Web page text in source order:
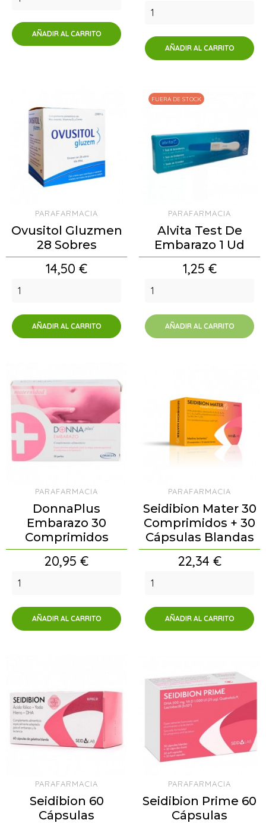
AÑADIR AL CARRITO
AÑADIR AL CARRITO
PARAFARMACIA
Ovusitol Gluzmen
28 Sobres
Precio
14,50 €
AÑADIR AL CARRITO
PARAFARMACIA
Alvita Test De
Embarazo 1 Ud
Precio
1,25 €
AÑADIR AL CARRITO
FUERA DE STOCK
PARAFARMACIA
DonnaPlus
Embarazo 30
Comprimidos
Precio
20,95 €
AÑADIR AL CARRITO
PARAFARMACIA
Seidibion Mater 30
Comprimidos + 30
Cápsulas Blandas
Precio
22,34 €
AÑADIR AL CARRITO
PARAFARMACIA
Seidibion 60
Cápsulas
PARAFARMACIA
Seidibion Prime 60
Cápsulas